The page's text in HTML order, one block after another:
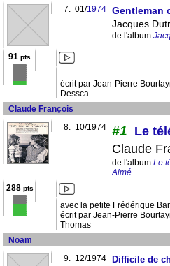
7. 01/1974 Gentleman
Jacques
de l'album
91 pts
écrit par Jean-Pierre
Dessca
Claude François
8. 10/1974 #1 Le
Claude
de l'album Le
Aimé
288pts
avec la petite Frédérique
écrit par Jean-Pierre
Thomas
Noam
9. 12/1974
Difficile de